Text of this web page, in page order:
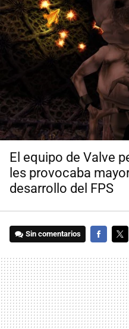
El equipo de Valve
les provocaba
desarrollo del FPS
Sin comentarios